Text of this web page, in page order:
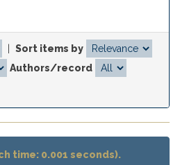
Sort items by
Authors/record
time: 0.001 seconds).